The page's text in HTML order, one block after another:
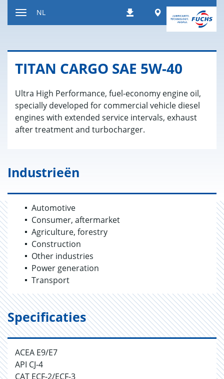
inhoud
DownloadsWorldwide
NL
TITAN CARGO SAE 5W-40
Ultra High Performance, fuel-economy engine oil,
specially developed for commercial vehicle diesel
engines with extended service intervals, exhaust
after treatment and turbocharger.
Industrieën
Automotive
Consumer, aftermarket
Agriculture, forestry
Construction
Other industries
Power generation
Transport
Specificaties
ACEA E9/E7
API CJ-4
CAT ECF-2/ECF-3